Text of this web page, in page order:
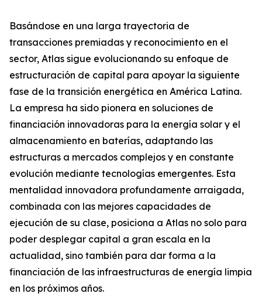
Basándose en una larga trayectoria de
transacciones premiadas y reconocimiento en el
sector, Atlas sigue evolucionando su enfoque de
estructuración de capital para apoyar la siguiente
fase de la transición energética en América Latina.
La empresa ha sido pionera en soluciones de
financiación innovadoras para la energía solar y el
almacenamiento en baterías, adaptando las
estructuras a mercados complejos y en constante
evolución mediante tecnologías emergentes. Esta
mentalidad innovadora profundamente arraigada,
combinada con las mejores capacidades de
ejecución de su clase, posiciona a Atlas no solo para
poder desplegar capital a gran escala en la
actualidad, sino también para dar forma a la
financiación de las infraestructuras de energía limpia
en los próximos años.